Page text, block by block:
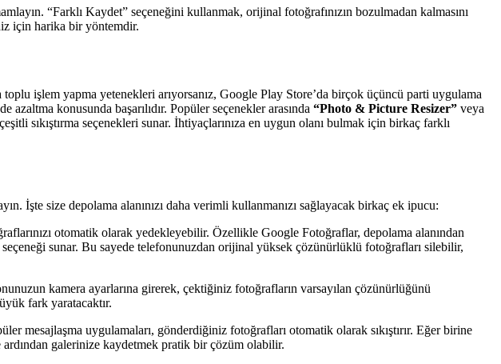
“Farklı Kaydet” seçeneğini kullanmak, orijinal fotoğrafınızın bozulmadan kalmasını
için harika bir yöntemdir.
işlem yapma yetenekleri arıyorsanız, Google Play Store’da birçok üçüncü parti uygulama
konusunda başarılıdır. Popüler seçenekler arasında “Photo & Picture Resizer” veya
sıkıştırma seçenekleri sunar. İhtiyaçlarınıza en uygun olanı bulmak için birkaç farklı
İşte size depolama alanınızı daha verimli kullanmanızı sağlayacak birkaç ek ipucu:
otomatik olarak yedekleyebilir. Özellikle Google Fotoğraflar, depolama alanından
sunar. Bu sayede telefonunuzdan orijinal yüksek çözünürlüklü fotoğrafları silebilir,
kamera ayarlarına girerek, çektiğiniz fotoğrafların varsayılan çözünürlüğünü
fark yaratacaktır.
mesajlaşma uygulamaları, gönderdiğiniz fotoğrafları otomatik olarak sıkıştırır. Eğer birine
galerinize kaydetmek pratik bir çözüm olabilir.